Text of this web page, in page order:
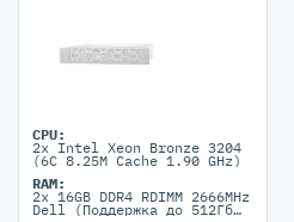
CPU:
2x Intel Xeon Bronze 3204
(6C 8.25M Cache 1.90 GHz)
RAM:
2x 16GB DDR4 RDIMM 2666MHz
Dell (Поддержка до 512Гб